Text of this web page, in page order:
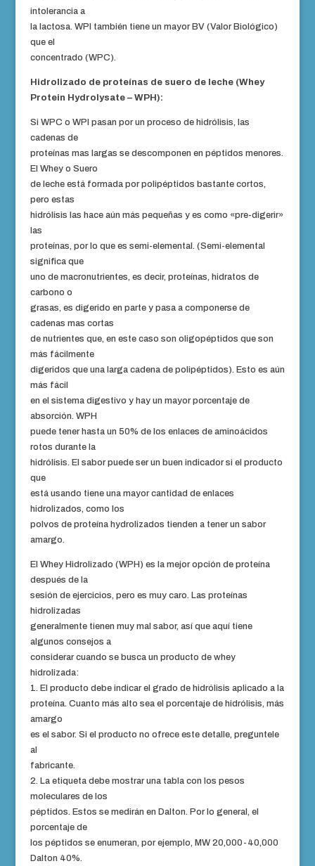
intolerancia a
la lactosa. WPI también tiene un mayor BV (Valor Biológico)
que el
concentrado (WPC).
Hidrolizado de proteínas de suero de leche (Whey
Protein Hydrolysate – WPH):
Si WPC o WPI pasan por un proceso de hidrólisis, las
cadenas de
proteínas mas largas se descomponen en péptidos menores.
El Whey o Suero
de leche está formada por polipéptidos bastante cortos,
pero estas
hidrólisis las hace aún más pequeñas y es como «pre-digerir»
las
proteínas, por lo que es semi-elemental. (Semi-elemental
significa que
uno de macronutrientes, es decir, proteínas, hidratos de
carbono o
grasas, es digerido en parte y pasa a componerse de
cadenas mas cortas
de nutrientes que, en este caso son oligopéptidos que son
más fácilmente
digeridos que una larga cadena de polipéptidos). Esto es aún
más fácil
en el sistema digestivo y hay un mayor porcentaje de
absorción. WPH
puede tener hasta un 50% de los enlaces de aminoácidos
rotos durante la
hidrólisis. El sabor puede ser un buen indicador si el producto
que
está usando tiene una mayor cantidad de enlaces
hidrolizados, como los
polvos de proteína hydrolizados tienden a tener un sabor
amargo.
El Whey Hidrolizado (WPH) es la mejor opción de proteína
después de la
sesión de ejercicios, pero es muy caro. Las proteínas
hidrolizadas
generalmente tienen muy mal sabor, así que aquí tiene
algunos consejos a
considerar cuando se busca un producto de whey
hidrolizada:
1. El producto debe indicar el grado de hidrólisis aplicado a la
proteína. Cuanto más alto sea el porcentaje de hidrólisis, más
amargo
es el sabor. Si el producto no ofrece este detalle, preguntele
al
fabricante.
2. La etiqueta debe mostrar una tabla con los pesos
moleculares de los
péptidos. Estos se medirán en Dalton. Por lo general, el
porcentaje de
los péptidos se enumeran, por ejemplo, MW 20,000-40,000
Dalton 40%.